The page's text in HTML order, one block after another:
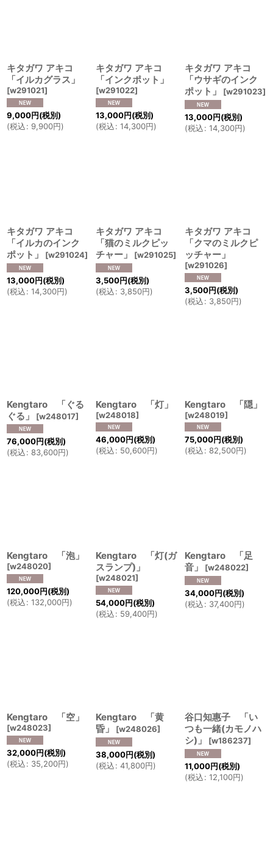
キタガワ アキコ
「イルカグラス」
[w291021]
9,000円(税別)
(税込: 9,900円)
キタガワ アキコ
「インクポット」
[w291022]
13,000円(税別)
(税込: 14,300円)
キタガワ アキコ
「ウサギのインク
ポット」
[w291023]
13,000円(税別)
(税込: 14,300円)
キタガワ アキコ
「イルカのインク
ポット」
[w291024]
13,000円(税別)
(税込: 14,300円)
キタガワ アキコ
「猫のミルクピッ
チャー」
[w291025]
3,500円(税別)
(税込: 3,850円)
キタガワ アキコ
「クマのミルクピ
ッチャー」
[w291026]
3,500円(税別)
(税込: 3,850円)
Kengtaro 「ぐる
ぐる」
[w248017]
76,000円(税別)
(税込: 83,600円)
Kengtaro 「灯」
[w248018]
46,000円(税別)
(税込: 50,600円)
Kengtaro 「隠」
[w248019]
75,000円(税別)
(税込: 82,500円)
Kengtaro 「泡」
[w248020]
120,000円(税別)
(税込: 132,000円)
Kengtaro 「灯(ガ
スランプ)」
[w248021]
54,000円(税別)
(税込: 59,400円)
Kengtaro 「足
音」
[w248022]
34,000円(税別)
(税込: 37,400円)
Kengtaro 「空」
[w248023]
32,000円(税別)
(税込: 35,200円)
Kengtaro 「黄
昏」
[w248026]
38,000円(税別)
(税込: 41,800円)
谷口知惠子 「い
つも一緒(カモノハ
シ)」
[w186237]
11,000円(税別)
(税込: 12,100円)